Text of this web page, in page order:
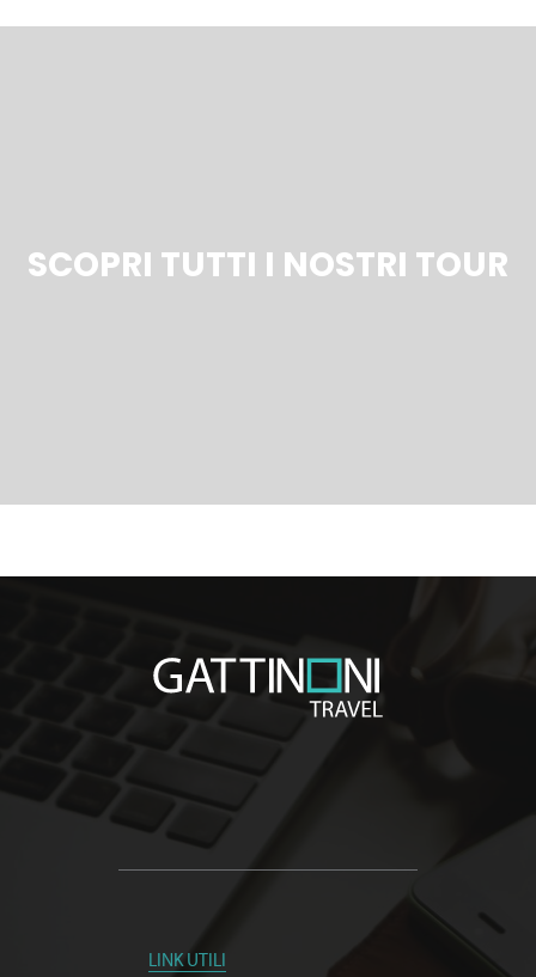
SCOPRI TUTTI I NOSTRI TOUR
LINK UTILI